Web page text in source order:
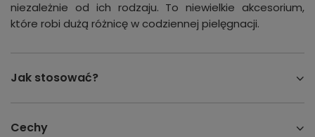
niezależnie od ich rodzaju. To niewielkie akcesorium,
które robi dużą różnicę w codziennej pielęgnacji.
Jak stosować?
Cechy